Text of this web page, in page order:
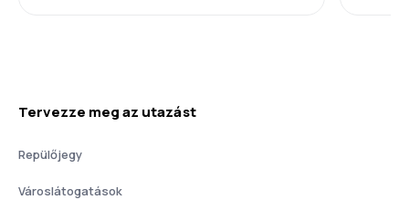
Tervezze meg az utazást
Repülőjegy
Városlátogatások